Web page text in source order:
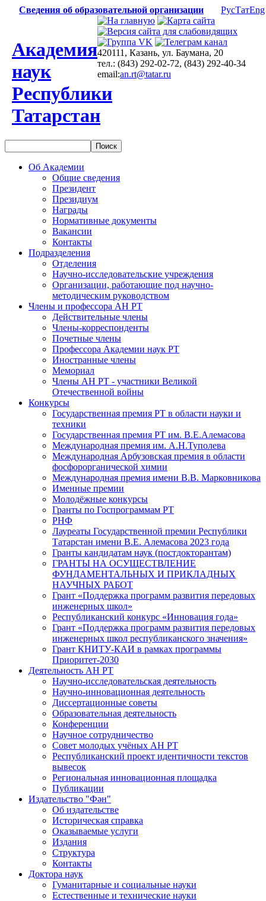
Сведения об образовательной организации РусТатEng
Академия
наук
Республики
Татарстан
420111, Казань, ул. Баумана, 20
тел.: (843) 292-02-72, (843) 292-40-34
email:an.rt@tatar.ru
Об Академии
Общие сведения
Президент
Президиум
Награды
Нормативные документы
Вакансии
Контакты
Подразделения
Отделения
Научно-исследовательские учреждения
Организации, работающие под научно-
методическим руководством
Члены и профессора АН РТ
Действительные члены
Члены-корреспонденты
Почетные члены
Профессора Академии наук РТ
Иностранные члены
Мемориал
Члены АН РТ - участники Великой
Отечественной войны
Конкурсы
Государственная премия РТ в области науки и
техники
Государственная премия РТ им. В.Е.Алемасова
Международная премия им. А.Н.Туполева
Международная Арбузовская премия в области
фосфорорганической химии
Международная премия имени В.В. Марковникова
Именные премии
Молодёжные конкурсы
Гранты по Госпрограммам РТ
РНФ
Лауреаты Государственной премии Республики
Татарстан имени В.Е. Алемасова 2023 года
Гранты кандидатам наук (постдокторантам)
ГРАНТЫ НА ОСУЩЕСТВЛЕНИЕ
ФУНДАМЕНТАЛЬНЫХ И ПРИКЛАДНЫХ
НАУЧНЫХ РАБОТ
Грант «Поддержка программ развития передовых
инженерных школ»
Республиканский конкурс «Инновация года»
Грант «Поддержка программ развития передовых
инженерных школ республиканского значения»
Грант КНИТУ-КАИ в рамках программы
Приоритет-2030
Деятельность АН РТ
Научно-исследовательская деятельность
Научно-инновационная деятельность
Диссертационные советы
Образовательная деятельность
Конференции
Научное сотрудничество
Совет молодых учёных АН РТ
Республиканский проект идентичности текстов
вывесок
Региональная инновационная площадка
Публикации
Издательство "Фән"
Об издательстве
Историческая справка
Оказываемые услуги
Издания
Структура
Контакты
Доктора наук
Гуманитарные и социальные науки
Естественные и технические науки